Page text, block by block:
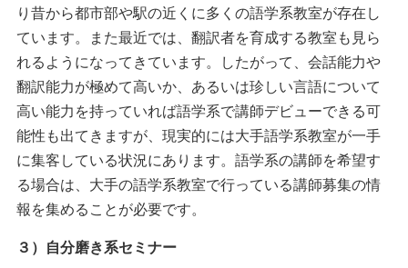
り昔から都市部や駅の近くに多くの語学系教室が存在し
ています。また最近では、翻訳者を育成する教室も見ら
れるようになってきています。したがって、会話能力や
翻訳能力が極めて高いか、あるいは珍しい言語について
高い能力を持っていれば語学系で講師デビューできる可
能性も出てきますが、現実的には大手語学系教室が一手
に集客している状況にあります。語学系の講師を希望す
る場合は、大手の語学系教室で行っている講師募集の情
報を集めることが必要です。
３）自分磨き系セミナー